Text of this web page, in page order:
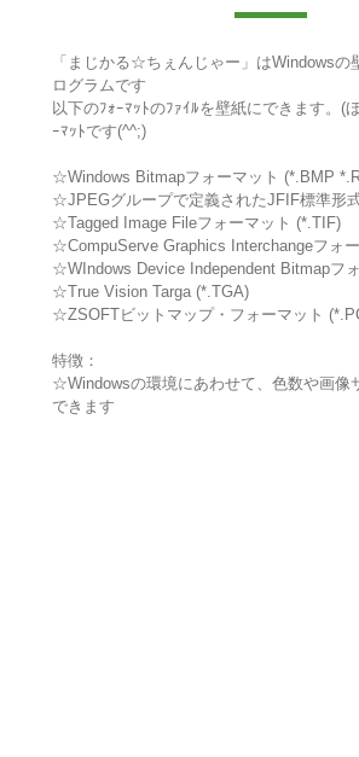
「まじかる☆ちぇんじゃー」はWindowsの
ログラムです
以下のﾌｫｰﾏｯﾄのﾌｧｲﾙを壁紙にできます。(
ｰﾏｯﾄです(^^;)
☆Windows Bitmapフォーマット (*.BMP
☆JPEGグループで定義されたJFIF標準形
☆Tagged Image Fileフォーマット (*.TIF)
☆CompuServe Graphics Interchangeフォ
☆WIndows Device Independent Bitmapフ
☆True Vision Targa (*.TGA)
☆ZSOFTビットマップ・フォーマット
特徴：
☆Windowsの環境にあわせて、色数や画像
できます